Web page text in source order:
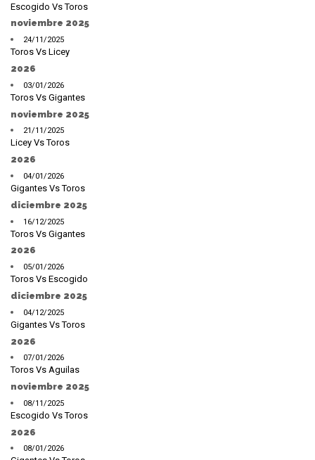
Escogido Vs Toros
noviembre 2025
24/11/2025
Toros Vs Licey
2026
03/01/2026
Toros Vs Gigantes
noviembre 2025
21/11/2025
Licey Vs Toros
2026
04/01/2026
Gigantes Vs Toros
diciembre 2025
16/12/2025
Toros Vs Gigantes
2026
05/01/2026
Toros Vs Escogido
diciembre 2025
04/12/2025
Gigantes Vs Toros
2026
07/01/2026
Toros Vs Aguilas
noviembre 2025
08/11/2025
Escogido Vs Toros
2026
08/01/2026